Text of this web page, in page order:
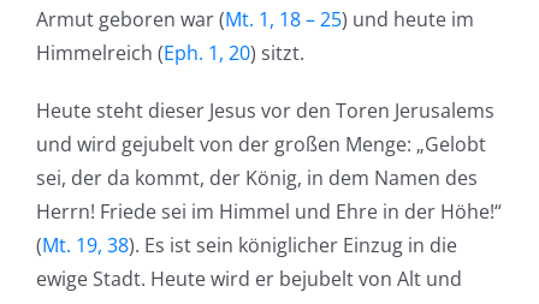
Armut geboren war (Mt. 1, 18 – 25) und heute im
Himmelreich (Eph. 1, 20) sitzt.
Heute steht dieser Jesus vor den Toren Jerusalems
und wird gejubelt von der großen Menge: „Gelobt
sei, der da kommt, der König, in dem Namen des
Herrn! Friede sei im Himmel und Ehre in der Höhe!“
(Mt. 19, 38). Es ist sein königlicher Einzug in die
ewige Stadt. Heute wird er bejubelt von Alt und